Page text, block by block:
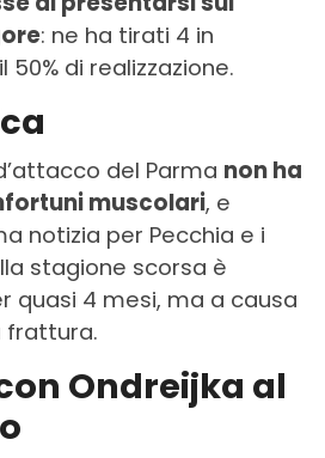
: ne ha tirati 4 in
di realizzazione.
del Parma non ha
muscolari, e
notizia per Pecchia e i
stagione scorsa è
quasi 4 mesi, ma a causa
frattura.
Ondreijka al